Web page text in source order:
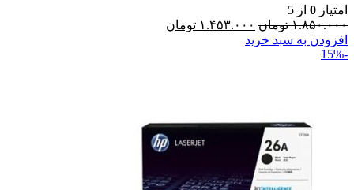
امتیاز 0 از 5
۱.۸۵۰.۰۰۰ تومان ۱.۴۵۳.۰۰۰ تومان
افزودن به سبد خرید
-15%